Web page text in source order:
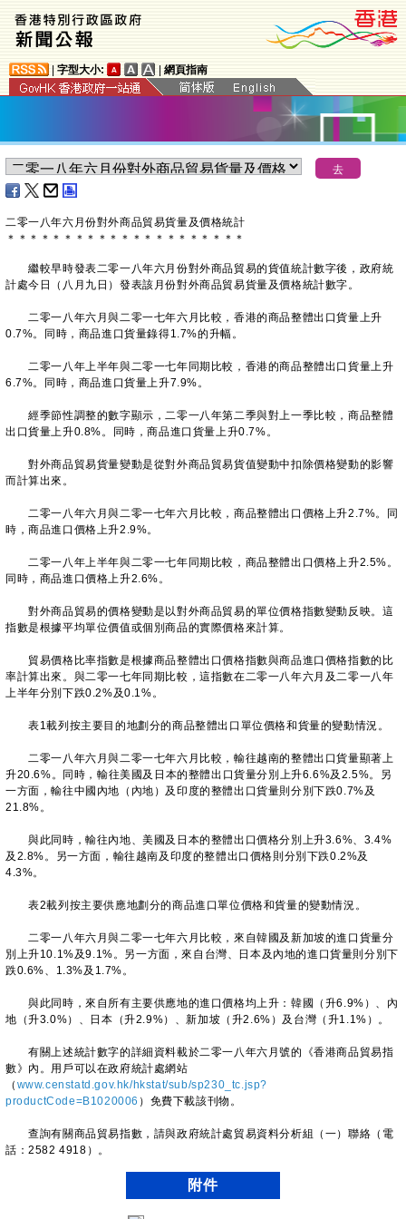
字型大小: 網頁指南
二零一八年六月份對外商品貿易貨量及價格統計
＊ ＊ ＊ ＊ ＊ ＊ ＊ ＊ ＊ ＊ ＊ ＊ ＊ ＊ ＊ ＊ ＊ ＊ ＊ ＊ ＊
繼較早時發表二零一八年六月份對外商品貿易的貨值統計數字後，政府統
計處今日（八月九日）發表該月份對外商品貿易貨量及價格統計數字。
二零一八年六月與二零一七年六月比較，香港的商品整體出口貨量上升
0.7%。同時，商品進口貨量錄得1.7%的升幅。
二零一八年上半年與二零一七年同期比較，香港的商品整體出口貨量上升
6.7%。同時，商品進口貨量上升7.9%。
經季節性調整的數字顯示，二零一八年第二季與對上一季比較，商品整體
出口貨量上升0.8%。同時，商品進口貨量上升0.7%。
對外商品貿易貨量變動是從對外商品貿易貨值變動中扣除價格變動的影響
而計算出來。
二零一八年六月與二零一七年六月比較，商品整體出口價格上升2.7%。同
時，商品進口價格上升2.9%。
二零一八年上半年與二零一七年同期比較，商品整體出口價格上升2.5%。
同時，商品進口價格上升2.6%。
對外商品貿易的價格變動是以對外商品貿易的單位價格指數變動反映。這
指數是根據平均單位價值或個別商品的實際價格來計算。
貿易價格比率指數是根據商品整體出口價格指數與商品進口價格指數的比
率計算出來。與二零一七年同期比較，這指數在二零一八年六月及二零一八年
上半年分別下跌0.2%及0.1%。
表1載列按主要目的地劃分的商品整體出口單位價格和貨量的變動情況。
二零一八年六月與二零一七年六月比較，輸往越南的整體出口貨量顯著上
升20.6%。同時，輸往美國及日本的整體出口貨量分別上升6.6%及2.5%。另
一方面，輸往中國內地（內地）及印度的整體出口貨量則分別下跌0.7%及
21.8%。
與此同時，輸往內地、美國及日本的整體出口價格分別上升3.6%、3.4%
及2.8%。另一方面，輸往越南及印度的整體出口價格則分別下跌0.2%及
4.3%。
表2載列按主要供應地劃分的商品進口單位價格和貨量的變動情況。
二零一八年六月與二零一七年六月比較，來自韓國及新加坡的進口貨量分
別上升10.1%及9.1%。另一方面，來自台灣、日本及內地的進口貨量則分別下
跌0.6%、1.3%及1.7%。
與此同時，來自所有主要供應地的進口價格均上升：韓國（升6.9%）、內
地（升3.0%）、日本（升2.9%）、新加坡（升2.6%）及台灣（升1.1%）。
有關上述統計數字的詳細資料載於二零一八年六月號的《香港商品貿易指
數》內。用戶可以在政府統計處網站
（ www.censtatd.gov.hk/hkstat/sub/sp230_tc.jsp?
productCode=B1020006 ）免費下載該刊物。
查詢有關商品貿易指數，請與政府統計處貿易資料分析組（一）聯絡（電
話：2582 4918）。
附件